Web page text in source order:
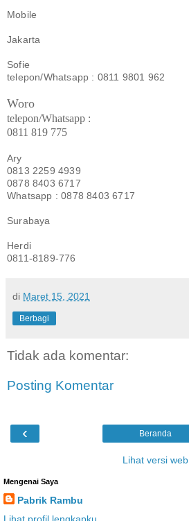
Mobile
Jakarta
Sofie
telepon/Whatsapp : 0811 9801 962
Woro
telepon/Whatsapp :
0811 819 775
Ary
0813 2259 4939
0878 8403 6717
Whatsapp : 0878 8403 6717
Surabaya
Herdi
0811-8189-776
di Maret 15, 2021
Berbagi
Tidak ada komentar:
Posting Komentar
‹ Beranda
Lihat versi web
Mengenai Saya
Pabrik Rambu